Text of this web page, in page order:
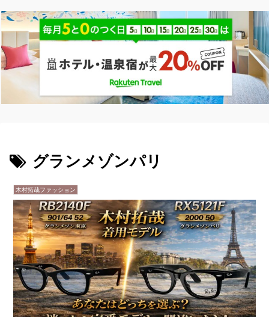
グランメゾンパリ
木村拓哉ファッション